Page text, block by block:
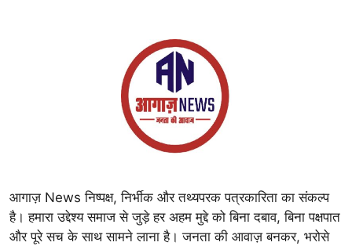
आगाज़ News निष्पक्ष, निर्भीक और तथ्यपरक पत्रकारिता का संकल्प
है। हमारा उद्देश्य समाज से जुड़े हर अहम मुद्दे को बिना दबाव, बिना पक्षपात
और पूरे सच के साथ सामने लाना है। जनता की आवाज़ बनकर, भरोसे